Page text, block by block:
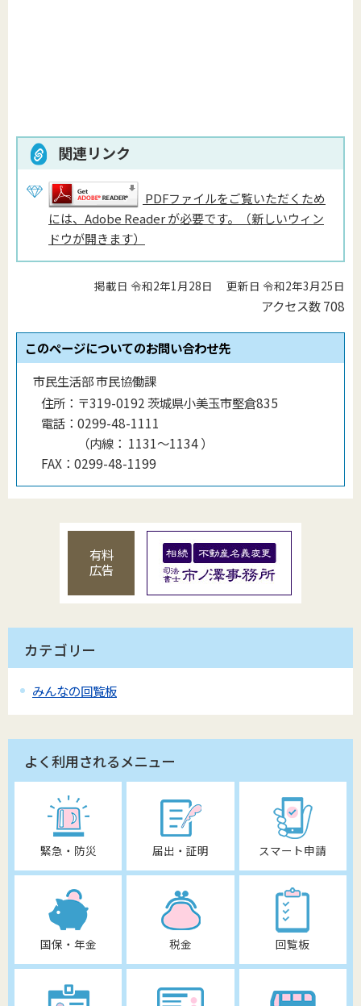
関連リンク
PDFファイルをご覧いただくため
には、Adobe Reader が必要です。（新しいウィン
ドウが開きます）
掲載日 令和2年1月28日 更新日 令和2年3月25日
アクセス数708
このページについてのお問い合わせ先
市民生活部 市民協働課
住所： 〒319-0192 茨城県小美玉市堅倉835
電話： 0299-48-1111
（内線 ： 1131〜1134）
FAX： 0299-48-1199
有料
広告
カテゴリー
みんなの回覧板
よく利用されるメニュー
緊急・防災 届出・証明 スマート申請
国保・年金 税金 回覧板